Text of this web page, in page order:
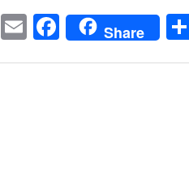
Mastodon
EmailFacebook
Share